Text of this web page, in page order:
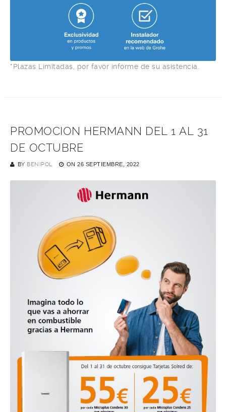
*Plazas Limitadas, por favor informe de su asistencia.
PROMOCION HERMANN DEL 1 AL 31
DE OCTUBRE
BY BENIPOL ON 26 SEPTIEMBRE, 2022